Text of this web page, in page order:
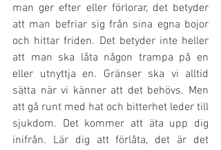
man ger efter eller förlorar, det betyder
att man befriar sig från sina egna bojor
och hittar friden. Det betyder inte heller
att man ska låta någon trampa på en
eller utnyttja en. Gränser ska vi alltid
sätta när vi känner att det behövs. Men
att gå runt med hat och bitterhet leder till
sjukdom. Det kommer att äta upp dig
inifrån. Lär dig att förlåta, det är det